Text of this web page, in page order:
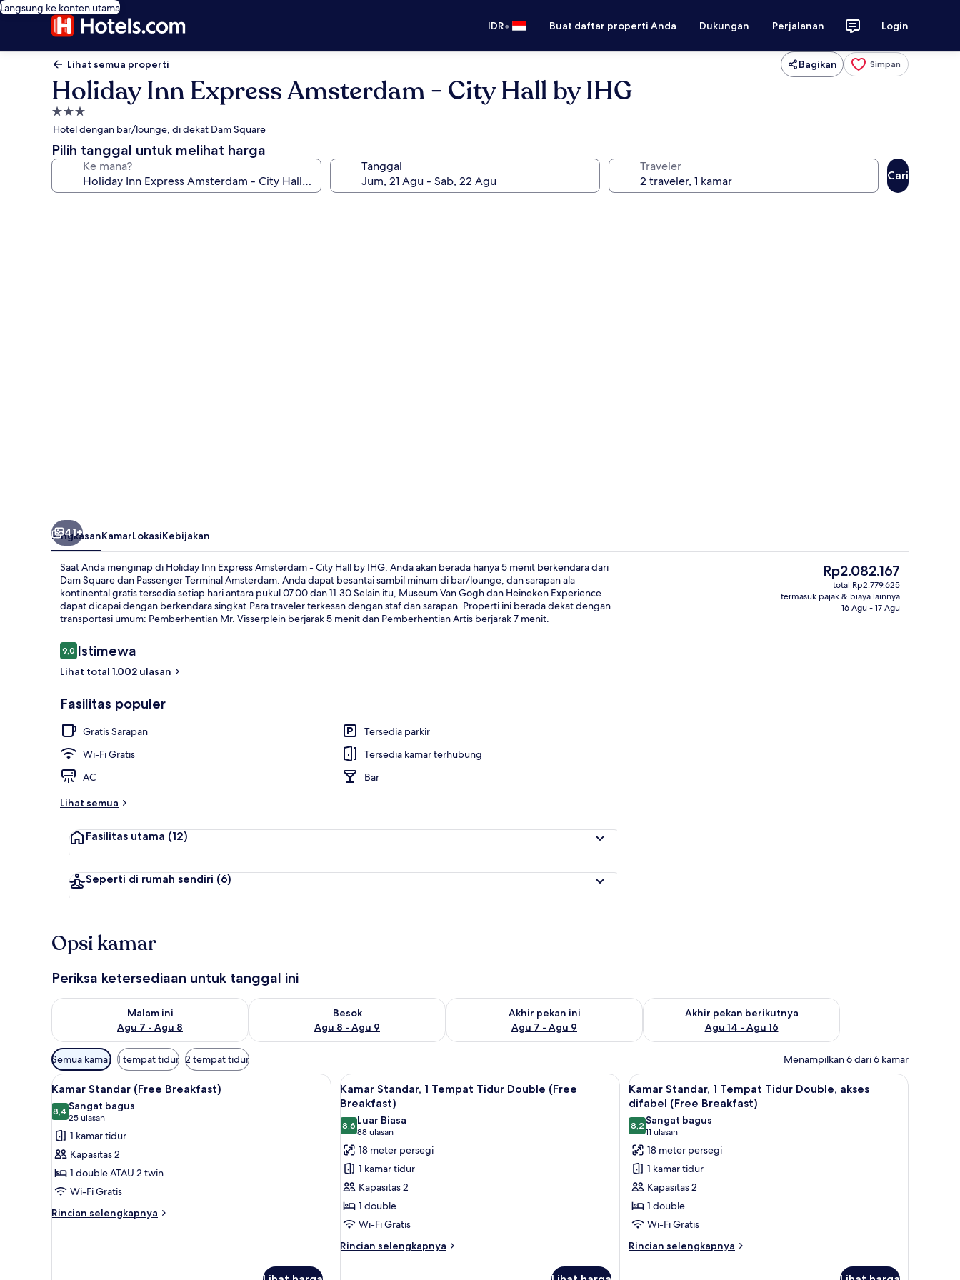
Langsung ke konten utama
IDR• Buat daftar properti Anda Dukungan Perjalanan Login
Lihat semua properti Bagikan Simpan
Holiday Inn Express Amsterdam - City Hall by IHG
Properti
bintang
3.0
Hotel dengan bar/lounge, di dekat Dam Square
Pilih tanggal untuk melihat harga
Ke mana? Tanggal Traveler
Cari
Eksterior Bar (di properti)
41+
RingkasanKamarLokasiKebijakan
Saat Anda menginap di Holiday Inn Express Amsterdam - City Hall by IHG, Anda akan berada hanya 5 menit berkendara dari
Dam Square dan Passenger Terminal Amsterdam. Anda dapat besantai sambil minum di bar/lounge, dan sarapan ala
kontinental gratis tersedia setiap hari antara pukul 07.00 dan 11.30.Selain itu, Museum Van Gogh dan Heineken Experience
dapat dicapai dengan berkendara singkat.Para traveler terkesan dengan staf dan sarapan. Properti ini berada dekat dengan
transportasi umum: Pemberhentian Mr. Visserplein berjarak 5 menit dan Pemberhentian Artis berjarak 7 menit.
Ulasan
9,09,0 dari 10
Istimewa
Lihat total 1.002 ulasan
Fasilitas populer
Gratis Sarapan
Tersedia parkir
Wi-Fi Gratis
Tersedia kamar terhubung
AC
Bar
Lihat semua
Fasilitas utama (12)
Seperti di rumah sendiri (6)
Harga
saat
ini
Rp2.082.167
Rp2.082.167
total Rp2.779.625
termasuk pajak & biaya lainnya
16 Agu - 17 Agu
Opsi kamar
Periksa ketersediaan untuk tanggal ini
Malam ini
Agu 7 - Agu 8
Periksa ketersediaan untuk malam ini Agu 7 - Agu 8
Besok
Agu 8 - Agu 9
Periksa ketersediaan untuk besok Agu 8 - Agu 9
Akhir pekan ini
Agu 7 - Agu 9
Periksa ketersediaan untuk akhir pekan ini Agu 7 - Agu 9
Akhir pekan berikutnya
Agu 14 - Agu 16
Periksa ketersediaan untuk akhir pekan berikutnya Agu 14 -
Filter
tersedia
untuk
kamar
Semua kamar 1 tempat tidur 2 tempat tidur Menampilkan 6 dari 6 kamar
Lihat
semua
foto
untuk
Kamar
Standar
(Free
Breakfast)
8
Kamar Standar (Free Breakfast)
8,48,4 dari 10
Sangat bagus
25 ulasan
(25
ulasan)
1 kamar tidur
Kapasitas 2
1 double ATAU 2 twin
Wi-Fi Gratis
Rincian selengkapnya
Rincian
Lihat
semua
foto
untuk
Kamar
Standar,
Tempat
Tidur
Double
(Free
Seprai premium, brankas, meja kerja, dan tirai kedap cahaya
6
Kamar Standar, 1 Tempat Tidur Double (Free
Breakfast)
8,68,6 dari 10
Luar Biasa
88 ulasan
(88
ulasan)
18 meter persegi
1 kamar tidur
Kapasitas 2
1 double
Wi-Fi Gratis
Rincian selengkapnya
Rincian
Lihat
semua
foto
untuk
Kamar
Standar,
Tempat
Tidur
Double,
akses
Seprai premium, brankas, meja kerja, dan
8
Kamar Standar, 1 Tempat Tidur Double, akses
difabel (Free Breakfast)
8,28,2 dari 10
Sangat bagus
11 ulasan
(11
ulasan)
18 meter persegi
1 kamar tidur
Kapasitas 2
1 double
Wi-Fi Gratis
Rincian selengkapnya
Rincian